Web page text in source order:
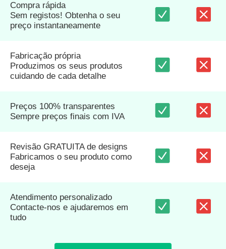
Compra rápida
Sem registos! Obtenha o seu
preço instantaneamente
Fabricação própria
Produzimos os seus produtos
cuidando de cada detalhe
Preços 100% transparentes
Sempre preços finais com IVA
Revisão GRATUITA de designs
Fabricamos o seu produto como
deseja
Atendimento personalizado
Contacte-nos e ajudaremos em
tudo